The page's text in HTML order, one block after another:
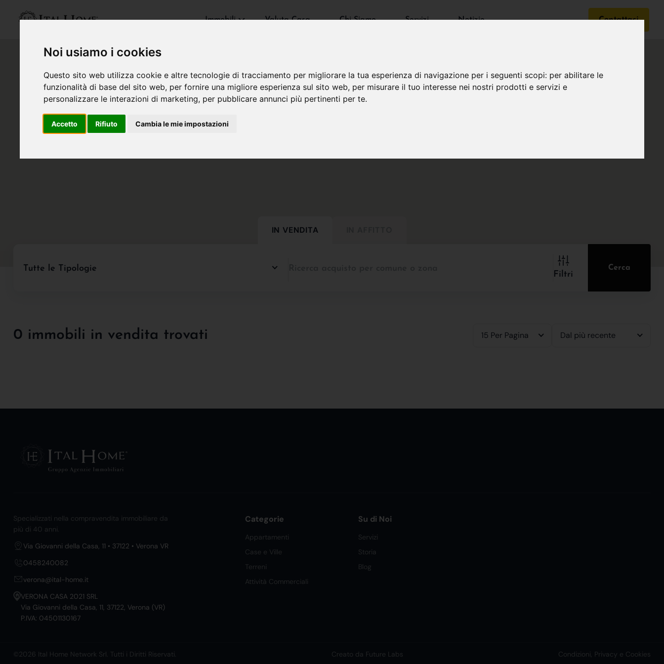
Noi usiamo i cookies
Questo sito web utilizza cookie e altre tecnologie di tracciamento per migliorare la tua esperienza di navigazione per i seguenti scopi: per abilitare le
funzionalità di base del sito web, per fornire una migliore esperienza sul sito web, per misurare il tuo interesse nei nostri prodotti e servizi e
personalizzare le interazioni di marketing, per pubblicare annunci più pertinenti per te.
Accetto Rifiuto Cambia le mie impostazioni
Immobili Valuta Casa Chi Siamo Servizi Notizie Contattaci
IN VENDITA
Tutte le Tipologie
Filtri
Cerca
0 immobili in vendita trovati 15 Per Pagina Dal più recente
Specializzati nella compravendita immobiliare da
più di 40 anni.
Via Giovanni della Casa, 11 • 37122 • Verona VR
0458240082
verona@ital-home.it
VERONA CASA 2021 SRL
Via Giovanni della Casa, 11, 37122, Verona (VR)
P.IVA: 04501130167
Categorie
Appartamenti
Case e Ville
Terreni
Attività Commerciali
Su di Noi
Servizi
Storia
Blog
©2026 Ital Home Network Srl. Tutti i Diritti Riservati. Creato da Future Labs Condizioni, Privacy e Cookies